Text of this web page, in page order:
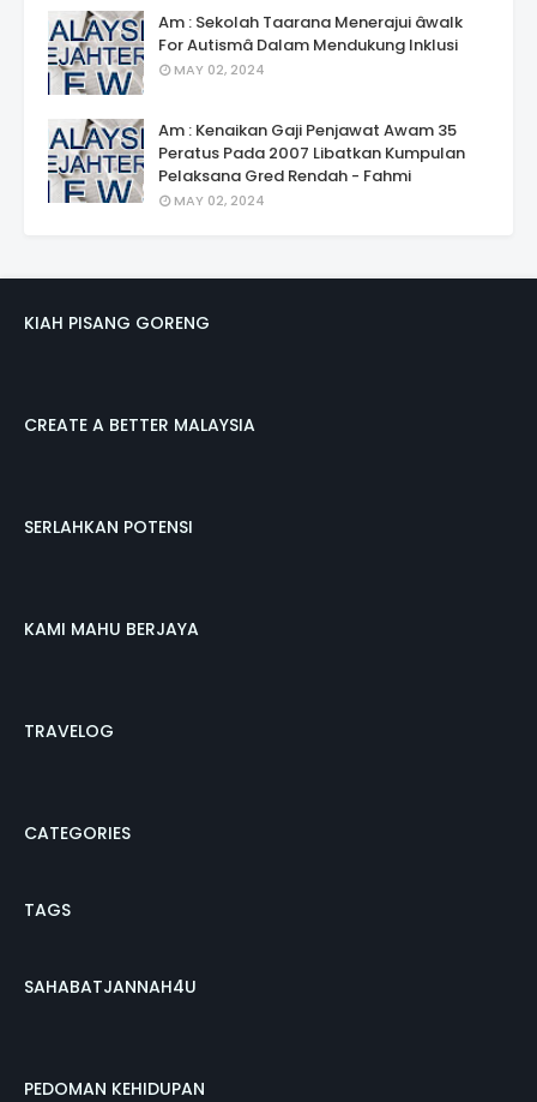
Am : Sekolah Taarana Menerajui âwalk
For Autismâ Dalam Mendukung Inklusi
MAY 02, 2024
Am : Kenaikan Gaji Penjawat Awam 35
Peratus Pada 2007 Libatkan Kumpulan
Pelaksana Gred Rendah - Fahmi
MAY 02, 2024
KIAH PISANG GORENG
CREATE A BETTER MALAYSIA
SERLAHKAN POTENSI
KAMI MAHU BERJAYA
TRAVELOG
CATEGORIES
TAGS
SAHABATJANNAH4U
PEDOMAN KEHIDUPAN